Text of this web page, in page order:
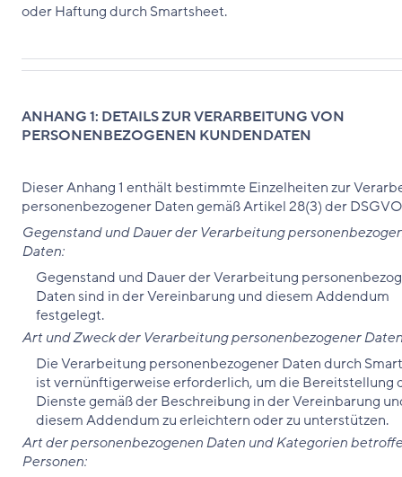
oder Haftung durch Smartsheet.
ANHANG 1: DETAILS ZUR VERARBEITUNG VON
PERSONENBEZOGENEN KUNDENDATEN
Dieser Anhang 1 enthält bestimmte Einzelheiten zur
personenbezogener Daten gemäß Artikel 28(3) der
Gegenstand und Dauer der Verarbeitung
Daten:
Gegenstand und Dauer der Verarbeitung
Daten sind in der Vereinbarung und diesem Addendum
festgelegt.
Art und Zweck der Verarbeitung personenbezogener Daten
Die Verarbeitung personenbezogener Daten durch
ist vernünftigerweise erforderlich, um die Bereitstellung
Dienste gemäß der Beschreibung in der Vereinbarung
diesem Addendum zu erleichtern oder zu unterstützen.
Art der personenbezogenen Daten und Kategorien
Personen: